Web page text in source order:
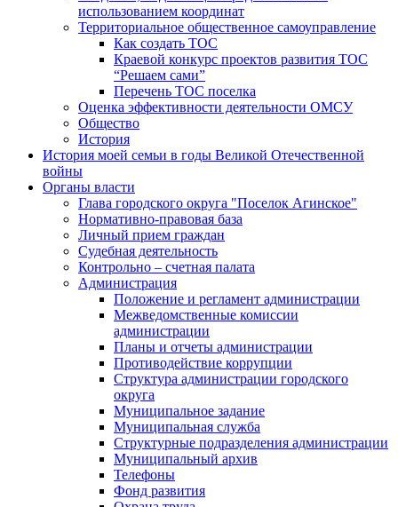
использованием координат
Территориальное общественное самоуправление
Как создать ТОС
Краевой конкурс проектов развития ТОС
“Решаем сами”
Перечень ТОС поселка
Оценка эффективности деятельности ОМСУ
Общество
История
История моей семьи в годы Великой Отечественной
войны
Органы власти
Глава городского округа "Поселок Агинское"
Нормативно-правовая база
Личный прием граждан
Судебная деятельность
Контрольно – счетная палата
Администрация
Положение и регламент администрации
Межведомственные комиссии
администрации
Планы и отчеты администрации
Противодействие коррупции
Структура администрации городского
округа
Муниципальное задание
Муниципальная служба
Структурные подразделения администрации
Муниципальный архив
Телефоны
Фонд развития